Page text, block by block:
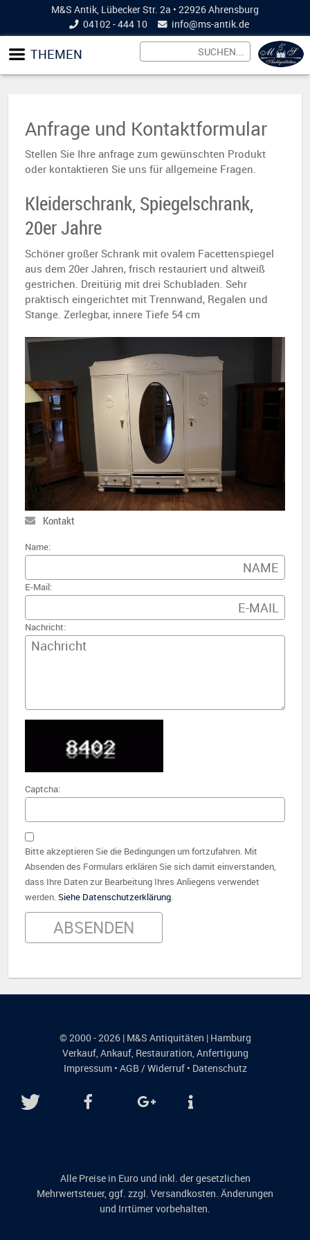
M&S Antik, Lübecker Str. 2a • 22926 Ahrensburg
04102 - 444 10
info@ms-antik.de
THEMEN
Anfrage und Kontaktformular
Stellen Sie Ihre anfrage zum gewünschten Produkt
oder kontaktieren Sie uns für allgemeine Fragen.
Kleiderschrank, Spiegelschrank,
20er Jahre
Schöner großer Schrank mit ovalem Facettenspiegel
aus dem 20er Jahren, frisch restauriert und altweiß
gestrichen. Dreitürig mit drei Schubladen. Sehr
praktisch eingerichtet mit Trennwand, Regalen und
Stange. Zerlegbar, innere Tiefe 54 cm
Kontakt
Name:
E-Mail:
Nachricht:
Captcha:
Bitte akzeptieren Sie die Bedingungen um fortzufahren. Mit
Absenden des Formulars erklären Sie sich damit einverstanden,
dass Ihre Daten zur Bearbeitung Ihres Anliegens verwendet
werden.Siehe Datenschutzerklärung.
© 2000 - 2026 | M&S Antiquitäten | Hamburg
Verkauf,Ankauf, Restauration,Anfertigung
Impressum• AGB / Widerruf• Datenschutz
Alle Preise in Euro und inkl. der gesetzlichen
Mehrwertsteuer, ggf. zzgl. Versandkosten. Änderungen
und Irrtümer vorbehalten.